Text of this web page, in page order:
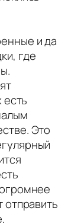
и да
где
есть
Это
отправить